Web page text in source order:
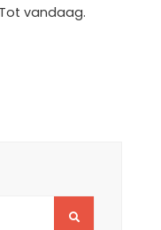
vandaag.